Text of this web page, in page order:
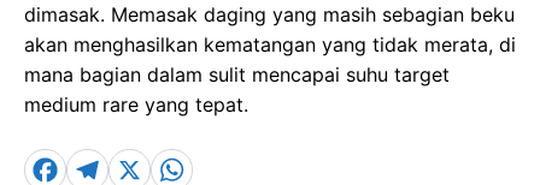
dimasak. Memasak daging yang masih sebagian beku
akan menghasilkan kematangan yang tidak merata, di
mana bagian dalam sulit mencapai suhu target
medium rare yang tepat.
F T X W